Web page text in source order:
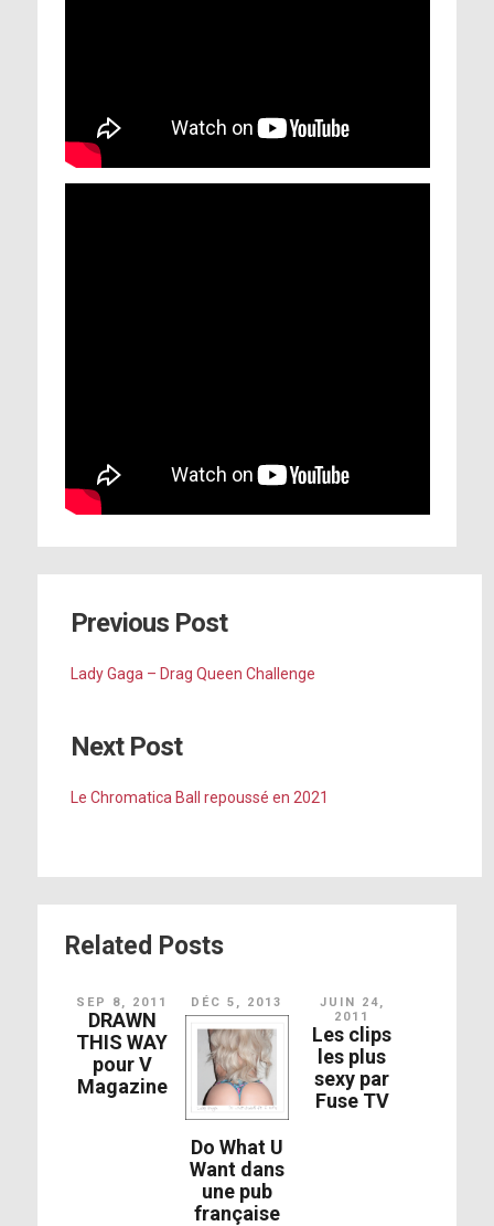
Previous Post
Lady Gaga – Drag Queen Challenge
Next Post
Le Chromatica Ball repoussé en 2021
Related Posts
SEP 8, 2011
DRAWN
THIS WAY
pour V
Magazine
DÉC 5, 2013
Do What U
Want dans
une pub
française
JUIN 24,
2011
Les clips
les plus
sexy par
Fuse TV